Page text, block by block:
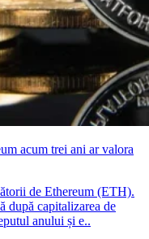
acum trei ani ar valora
de Ethereum (ETH).
după capitalizarea de
anului și e..